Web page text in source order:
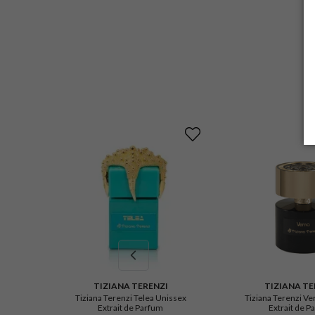
TIZIANA TERENZI
Tiziana Terenzi Telea Unissex
Extrait de Parfum
TIZIANA
Tiziana Terenzi Verna
Extrait de